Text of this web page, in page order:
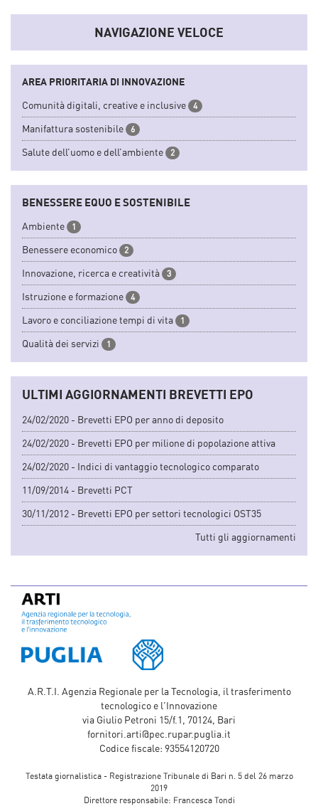
NAVIGAZIONE VELOCE
AREA PRIORITARIA DI INNOVAZIONE
Comunità digitali, creative e inclusive
4
Manifattura sostenibile 6
Salute dell’uomo e dell’ambiente 2
BENESSERE EQUO E SOSTENIBILE
Ambiente 1
Benessere economico 2
Innovazione, ricerca e creatività 3
Istruzione e formazione 4
Lavoro e conciliazione tempi di vita 1
Qualità dei servizi 1
ULTIMI AGGIORNAMENTI BREVETTI EPO
24/02/2020 - Brevetti EPO per anno di deposito
24/02/2020 - Brevetti EPO per milione di popolazione attiva
24/02/2020 - Indici di vantaggio tecnologico comparato
11/09/2014 - Brevetti PCT
30/11/2012 - Brevetti EPO per settori tecnologici OST35
Tutti gli aggiornamenti
A.R.T.I. Agenzia Regionale per la Tecnologia, il trasferimento
tecnologico e l'Innovazione
via Giulio Petroni 15/f.1, 70124, Bari
fornitori.arti@pec.rupar.puglia.it
Codice fiscale: 93554120720
Testata giornalistica - Registrazione Tribunale di Bari n. 5 del 26 marzo
2019
Direttore responsabile: Francesca Tondi